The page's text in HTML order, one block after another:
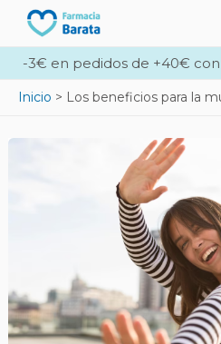
contenido
-3€ en pedidos de +40€
Inicio Los beneficios para la
Navegación
de
entradas